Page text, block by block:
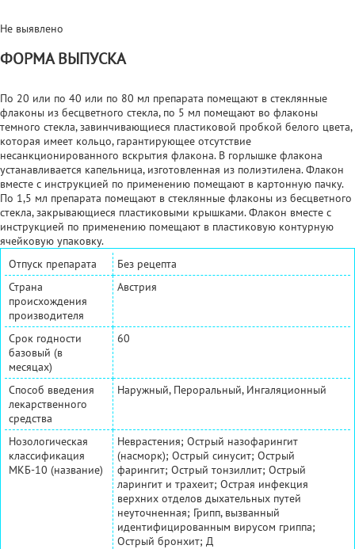
Не выявлено
ФОРМА ВЫПУСКА
По 20 или по 40 или по 80 мл препарата помещают в стеклянные
флаконы из бесцветного стекла, по 5 мл помещают во флаконы
темного стекла, завинчивающиеся пластиковой пробкой белого цвета,
которая имеет кольцо, гарантирующее отсутствие
несанкционированного вскрытия флакона. В горлышке флакона
устанавливается капельница, изготовленная из полиэтилена. Флакон
вместе с инструкцией по применению помещают в картонную пачку.
По 1,5 мл препарата помещают в стеклянные флаконы из бесцветного
стекла, закрывающиеся пластиковыми крышками. Флакон вместе с
инструкцией по применению помещают в пластиковую контурную
ячейковую упаковку.
Отпуск препарата
Без рецепта
Страна
происхождения
производителя
Австрия
Срок годности
базовый (в
месяцах)
60
Способ введения
лекарственного
средства
Наружный, Пероральный, Ингаляционный
Нозологическая
классификация
МКБ-10 (название)
Неврастения; Острый назофарингит
(насморк); Острый синусит; Острый
фарингит; Острый тонзиллит; Острый
ларингит и трахеит; Острая инфекция
верхних отделов дыхательных путей
неуточненная; Грипп, вызванный
идентифицированным вирусом гриппа;
Острый бронхит; Д